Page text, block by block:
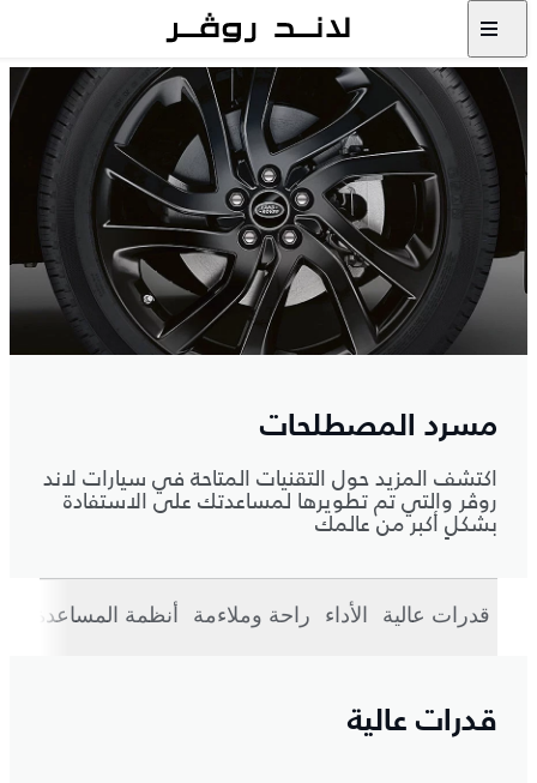
مسرد المصطلحات
اكتشف المزيد حول التقنيات المتاحة في سيارات لاند
روڤر والتي تم تطويرها لمساعدتك على الاستفادة
بشكلٍ أكبر من عالمك
قدرات عالية الأداء راحة وملاءمة أنظمة المساعدة
قدرات عالية